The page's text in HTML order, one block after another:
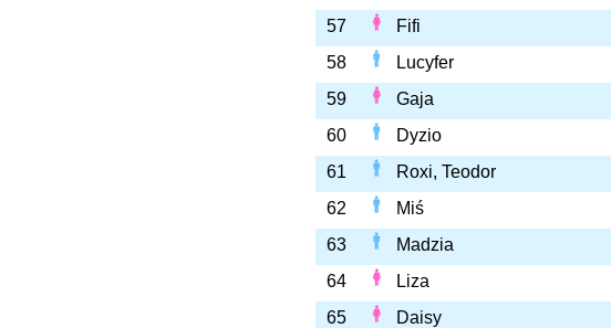
57
Fifi
58
Lucyfer
59
Gaja
60
Dyzio
61
Roxi, Teodor
62
Miś
63
Madzia
64
Liza
65
Daisy